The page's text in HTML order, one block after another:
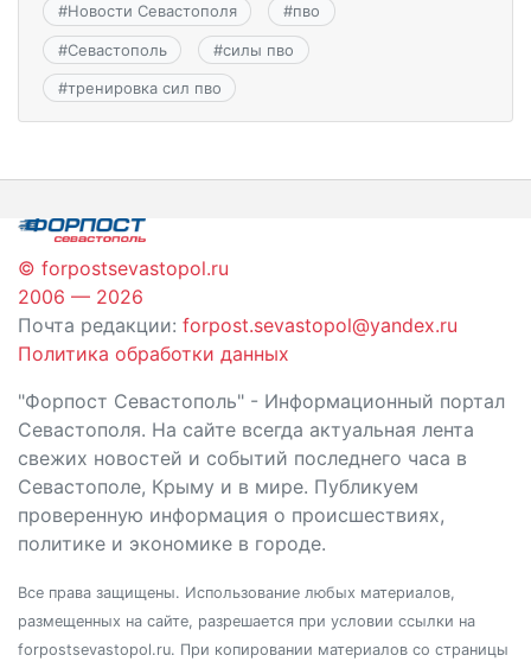
#Новости Севастополя #пво
#Севастополь #силы пво
#тренировка сил пво
© forpostsevastopol.ru
2006 — 2026
Почта редакции: forpost.sevastopol@yandex.ru
Политика обработки данных
"Форпост Севастополь" - Информационный портал
Севастополя. На сайте всегда актуальная лента
свежих новостей и событий последнего часа в
Севастополе, Крыму и в мире. Публикуем
проверенную информация о происшествиях,
политике и экономике в городе.
Все права защищены. Использование любых материалов,
размещенных на сайте, разрешается при условии ссылки на
forpostsevastopol.ru. При копировании материалов со страницы